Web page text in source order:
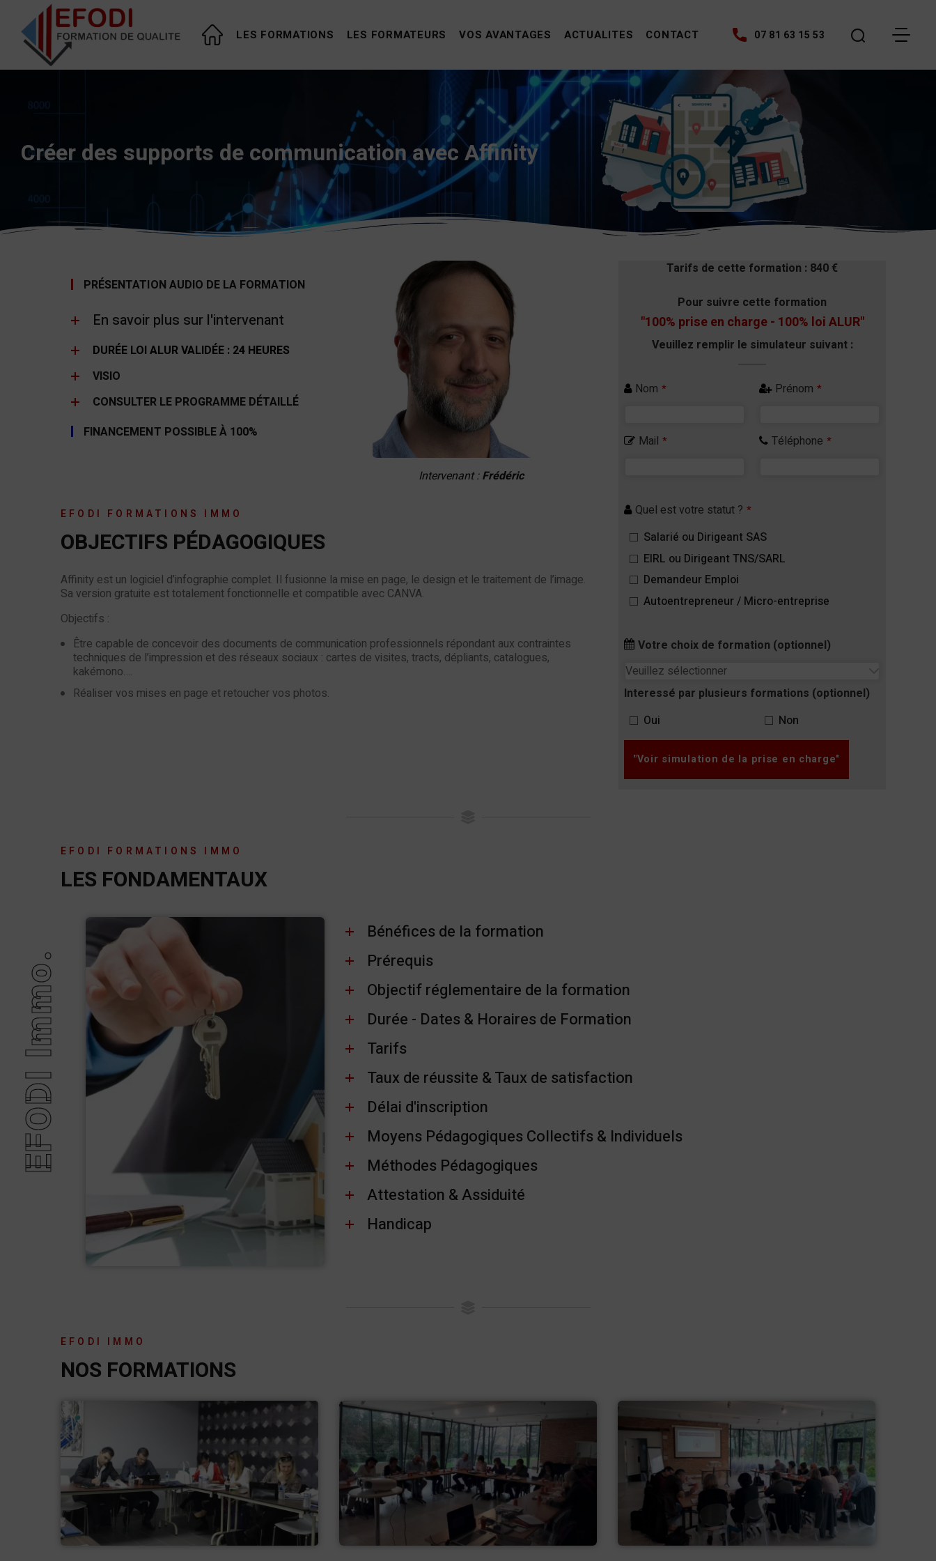
LES FORMATIONS LES FORMATEURS VOS AVANTAGES ACTUALITES CONTACT 07 81 63 15 53
Créer des supports de communication avec Affinity
PRÉSENTATION AUDIO DE LA FORMATION
En savoir plus sur l'intervenant
DURÉE LOI ALUR VALIDÉE : 24 HEURES
VISIO
CONSULTER LE PROGRAMME DÉTAILLÉ
FINANCEMENT POSSIBLE À 100%
Intervenant :Frédéric
EFODI FORMATIONS IMMO
OBJECTIFS PÉDAGOGIQUES
Affinity est un logiciel d’infographie complet. Il fusionne la mise en page, le design et le traitement de l’image.
Sa version gratuite est totalement fonctionnelle et compatible avec CANVA.
Objectifs :
Être capable de concevoir des documents de communication professionnels répondant aux contraintes
techniques de l’impression et des réseaux sociaux : cartes de visites, tracts, dépliants, catalogues,
kakémono….
Réaliser vos mises en page et retoucher vos photos.
Tarifs de cette formation : 840 €
Pour suivre cette formation
"100% prise en charge - 100% loi ALUR"
Veuillez remplir le simulateur suivant :
Nom * Prénom *
Mail * Téléphone *
Quel est votre statut ? *
Salarié ou Dirigeant SAS
EIRL ou Dirigeant TNS/SARL
Demandeur Emploi
Autoentrepreneur / Micro-entreprise
Website *
Votre choix de formation (optionnel)
Interessé par plusieurs formations (optionnel)
Oui
Non
"Voir simulation de la prise en charge"
EFODI FORMATIONS IMMO
LES FONDAMENTAUX
EFODI Immo.
Bénéfices de la formation
Prérequis
Objectif réglementaire de la formation
Durée - Dates & Horaires de Formation
Tarifs
Taux de réussite & Taux de satisfaction
Délai d'inscription
Moyens Pédagogiques Collectifs & Individuels
Méthodes Pédagogiques
Attestation & Assiduité
Handicap
EFODI IMMO
NOS FORMATIONS